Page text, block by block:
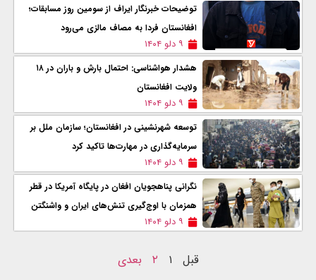
توضیحات خبرنگار ایراف از سومین روز مسابقات؛
افغانستان فردا به مصاف مالزی می‌رود
۹ دلو ۱۴۰۴
هشدار هواشناسی: احتمال بارش و باران در ۱۸
ولایت افغانستان
۹ دلو ۱۴۰۴
توسعه شهرنشینی در افغانستان؛ سازمان ملل بر
سرمایه‌گذاری در مهارت‌ها تاکید کرد
۹ دلو ۱۴۰۴
نگرانی پناهجویان افغان در پایگاه آمریکا در قطر
همزمان با اوج‌گیری تنش‌های ایران و واشنگتن
۹ دلو ۱۴۰۴
قبل ۱ ۲ بعدی